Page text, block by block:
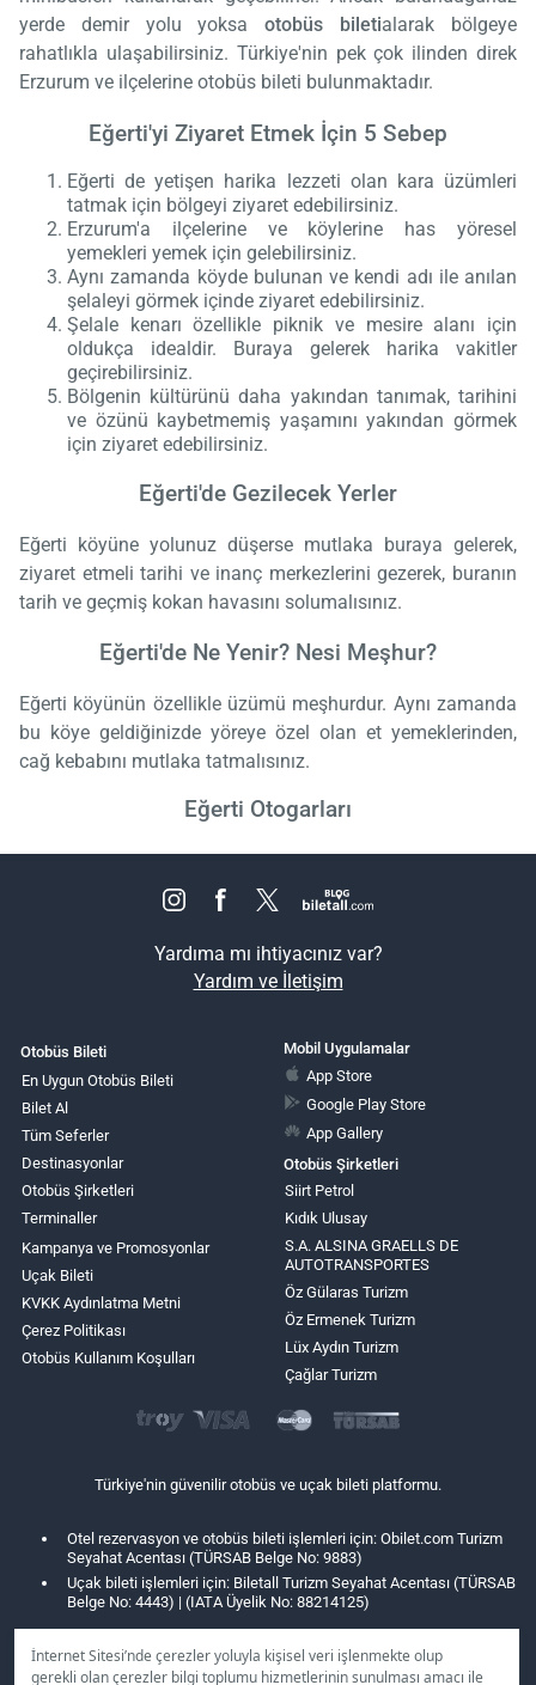
İnternet Sitesi’nde çerezler yoluyla kişisel veri işlenmekte olup
gerekli olan çerezler bilgi toplumu hizmetlerinin sunulması amacı ile
yerde demir yolu yoksaotobüs biletialarak bölgeye
rahatlıkla ulaşabilirsiniz. Türkiye'nin pek çok ilinden direk
Erzurum ve ilçelerine otobüs bileti bulunmaktadır.
Eğerti'yi Ziyaret Etmek İçin 5 Sebep
Eğerti de yetişen harika lezzeti olan kara üzümleri
tatmak için bölgeyi ziyaret edebilirsiniz.
Erzurum'a ilçelerine ve köylerine has yöresel
yemekleri yemek için gelebilirsiniz.
Aynı zamanda köyde bulunan ve kendi adı ile anılan
şelaleyi görmek içinde ziyaret edebilirsiniz.
Şelale kenarı özellikle piknik ve mesire alanı için
oldukça idealdir. Buraya gelerek harika vakitler
geçirebilirsiniz.
Bölgenin kültürünü daha yakından tanımak, tarihini
ve özünü kaybetmemiş yaşamını yakından görmek
için ziyaret edebilirsiniz.
Eğerti'de Gezilecek Yerler
Eğerti köyüne yolunuz düşerse mutlaka buraya gelerek,
ziyaret etmeli tarihi ve inanç merkezlerini gezerek, buranın
tarih ve geçmiş kokan havasını solumalısınız.
Eğerti'de Ne Yenir? Nesi Meşhur?
Eğerti köyünün özellikle üzümü meşhurdur. Aynı zamanda
bu köye geldiğinizde yöreye özel olan et yemeklerinden,
cağ kebabını mutlaka tatmalısınız.
Eğerti Otogarları
Yardıma mı ihtiyacınız var?
Yardım ve İletişim
Otobüs Bileti
En Uygun Otobüs Bileti
Bilet Al
Tüm Seferler
Destinasyonlar
Otobüs Şirketleri
Terminaller
Kampanya ve Promosyonlar
Uçak Bileti
KVKK Aydınlatma Metni
Çerez Politikası
Otobüs Kullanım Koşulları
Mobil Uygulamalar
App Store
Google Play Store
App Gallery
Otobüs Şirketleri
Siirt Petrol
Kıdık Ulusay
S.A. ALSINA GRAELLS DE
AUTOTRANSPORTES
Öz Gülaras Turizm
Öz Ermenek Turizm
Lüx Aydın Turizm
Çağlar Turizm
Türkiye'nin güvenilir otobüs ve uçak bileti platformu.
Otel rezervasyon ve otobüs bileti işlemleri için: Obilet.com Turizm
Seyahat Acentası (TÜRSAB Belge No: 9883)
Uçak bileti işlemleri için: Biletall Turizm Seyahat Acentası (TÜRSAB
Belge No: 4443) | (IATA Üyelik No: 88214125)